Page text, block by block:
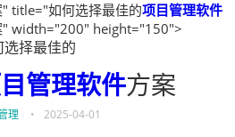
" title="如何选择最佳的项目管理软件
" width="200" height="150">
选择最佳的
管理软件方案
理 • 2025-04-01